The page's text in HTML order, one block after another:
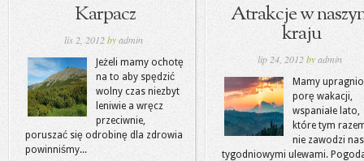
Karpacz
lis 2, 2012by admin
Jeżeli mamy ochotę
na to aby spędzić
wolny czas niezbyt
leniwie a wręcz
przeciwnie,
poruszać się odrobinę dla zdrowia
powinniśmy...
Atrakcje w
kraju
lip 24, 2012byadmin
Mamy
porę wakacji,
wspaniałe lato,
które tym
nie zawodzi nas
tygodniowymi ulewami.